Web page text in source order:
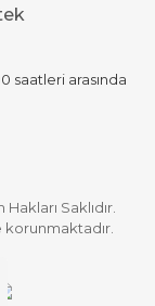
saatleri arasında
Saklıdır.
korunmaktadır.